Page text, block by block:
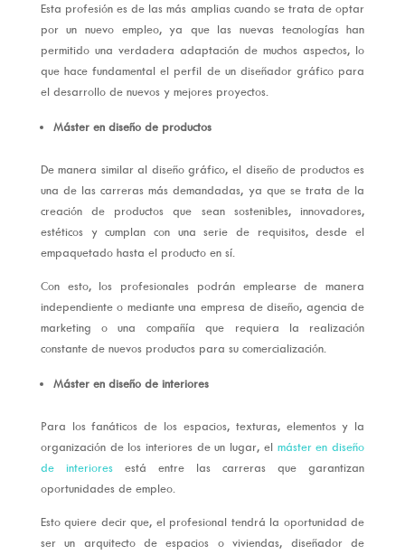
Esta profesión es de las más amplias cuando se trata de optar
por un nuevo empleo, ya que las nuevas tecnologías han
permitido una verdadera adaptación de muchos aspectos, lo
que hace fundamental el perfil de un diseñador gráfico para
el desarrollo de nuevos y mejores proyectos.
Máster en diseño de productos
De manera similar al diseño gráfico, el diseño de productos es
una de las carreras más demandadas, ya que se trata de la
creación de productos que sean sostenibles, innovadores,
estéticos y cumplan con una serie de requisitos, desde el
empaquetado hasta el producto en sí.
Con esto, los profesionales podrán emplearse de manera
independiente o mediante una empresa de diseño, agencia de
marketing o una compañía que requiera la realización
constante de nuevos productos para su comercialización.
Máster en diseño de interiores
Para los fanáticos de los espacios, texturas, elementos y la
organización de los interiores de un lugar, el máster en diseño
de interioresestá entre las carreras que garantizan
oportunidades de empleo.
Esto quiere decir que, el profesional tendrá la oportunidad de
ser un arquitecto de espacios o viviendas, diseñador de